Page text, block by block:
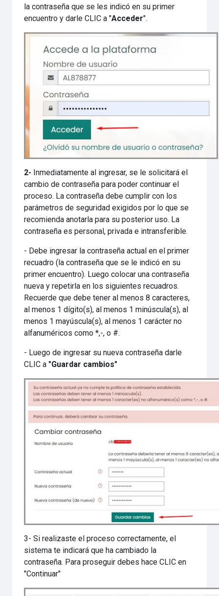
la contraseña que se les indicó en su primer
encuentro y darle CLIC a "Acceder".
2- Inmediatamente al ingresar, se le solicitará el
cambio de contraseña para poder continuar el
proceso. La contraseña debe cumplir con los
parámetros de seguridad exigidos por lo que se
recomienda anotarla para su posterior uso. La
contraseña es personal, privada e intransferible.
- Debe ingresar la contraseña actual en el primer
recuadro (la contraseña que se le indicó en su
primer encuentro). Luego colocar una contraseña
nueva y repetirla en los siguientes recuadros.
Recuerde que debe tener al menos 8 caracteres,
al menos 1 dígito(s), al menos 1 minúscula(s), al
menos 1 mayúscula(s), al menos 1 carácter no
alfanuméricos como *,-, o #.
- Luego de ingresar su nueva contraseña darle
CLIC a "Guardar cambios"
3- Si realizaste el proceso correctamente, el
sistema te indicará que ha cambiado la
contraseña. Para proseguir debes hace CLIC en
"Continuar"